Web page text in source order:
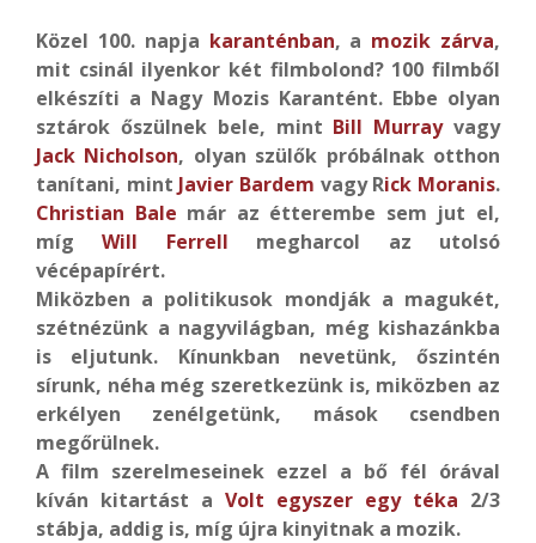
Közel 100. napja karanténban, a mozik zárva,
mit csinál ilyenkor két filmbolond? 100 filmből
elkészíti a Nagy Mozis Karantént. Ebbe olyan
sztárok őszülnek bele, mint Bill Murrayvagy
Jack Nicholson, olyan szülők próbálnak otthon
tanítani, mint Javier Bardem vagy Rick Moranis.
Christian Bale már az étterembe sem jut el,
mígWill Ferrell megharcol az utolsó
vécépapírért.
Miközben a politikusok mondják a magukét,
szétnézünk a nagyvilágban, még kishazánkba
is eljutunk. Kínunkban nevetünk, őszintén
sírunk, néha még szeretkezünk is, miközben az
erkélyen zenélgetünk, mások csendben
megőrülnek.
A film szerelmeseinek ezzel a bő fél órával
kíván kitartást a Volt egyszer egy téka 2/3
stábja, addig is, míg újra kinyitnak a mozik.